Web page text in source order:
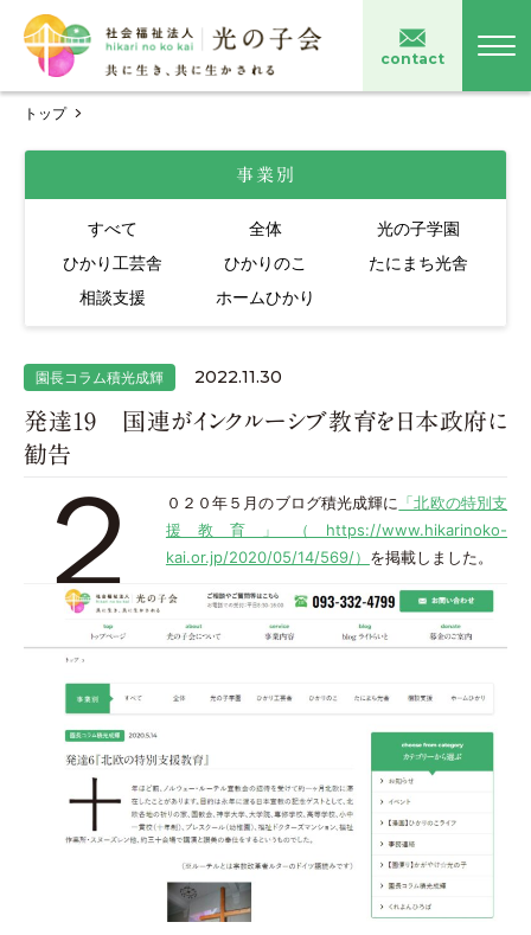
contact
トップ
事業別
すべて 全体
光の子学園
ひかり工芸舎
ひかりのこ
たにまち光舎
相談支援
ホームひかり
園長コラム積光成輝 2022.11.30
発達19 国連がインクルーシブ教育を日本政府に
勧告
２ ０２０年５月のブログ積光成輝に 「北欧の特別支
援教育」（https://www.hikarinoko-
kai.or.jp/2020/05/14/569/） を掲載しました。